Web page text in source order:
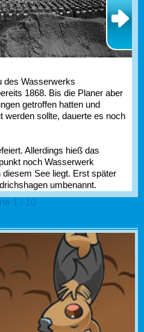
des Wasserwerks
1868. Bis die Planer aber
getroffen hatten und
werden sollte, dauerte es noch
Allerdings hieß das
noch Wasserwerk
See liegt. Erst später
umbenannt.
1 / 10